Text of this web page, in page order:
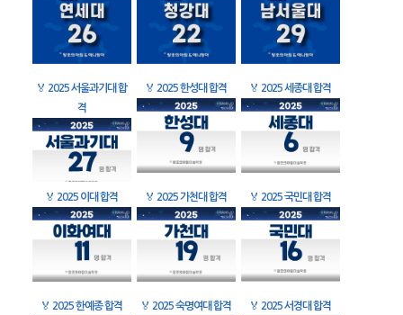
🏅 2025 서울과기대 합
격
🏅 2025 한성대 합격 🏅 2025 세종대 합격
🏅 2025 이대 합격 🏅 2025 가천대 합격 🏅 2025 국민대 합격
🏅 2025 한예종 합격 🏅 2025 숙명여대 합격 🏅 2025 서경대 합격